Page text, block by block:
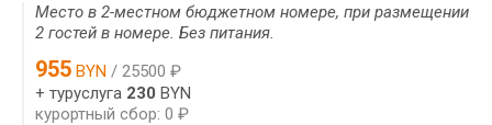
Место в 2-местном бюджетном номере, при размещении
2 гостей в номере. Без питания.
955 BYN / 25500 ₽
+ туруслуга 230 BYN
курортный сбор: 0 ₽